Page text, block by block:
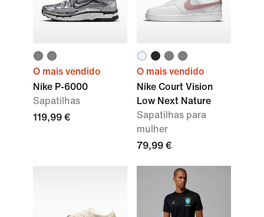
O mais vendido
Nike P-6000
Sapatilhas
119,99 €
O mais vendido
Nike Court Vision
Low Next Nature
Sapatilhas para
mulher
79,99 €